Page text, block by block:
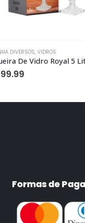
DIVERSOS, VIDROS
Formas de